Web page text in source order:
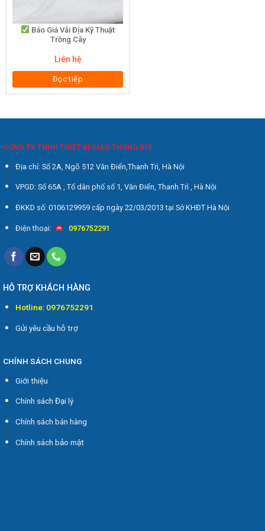
Báo Giá Vải Địa Kỹ Thuật
Trồng Cây
Liên hệ
Đọc tiếp
CÔNG TY TNHH THIẾT BỊ GIAO THÔNG 810
Địa chỉ: Số 2A, Ngõ 512 Văn Điển,Thanh Trì, Hà Nội
VPGD: Số 65A , Tổ dân phố số 1, Văn Điển, Thanh Trì , Hà Nội
ĐKKD số: 0106129959 cấp ngày 22/03/2013 tại Sở KHĐT Hà Nội
Điện thoại: 0976752291
HỖ TRỢ KHÁCH HÀNG
Hotline: 0976752291
Gửi yêu cầu hỗ trợ
CHÍNH SÁCH CHUNG
Giới thiệu
Chính sách Đại lý
Chính sách bán hàng
Chính sách bảo mật